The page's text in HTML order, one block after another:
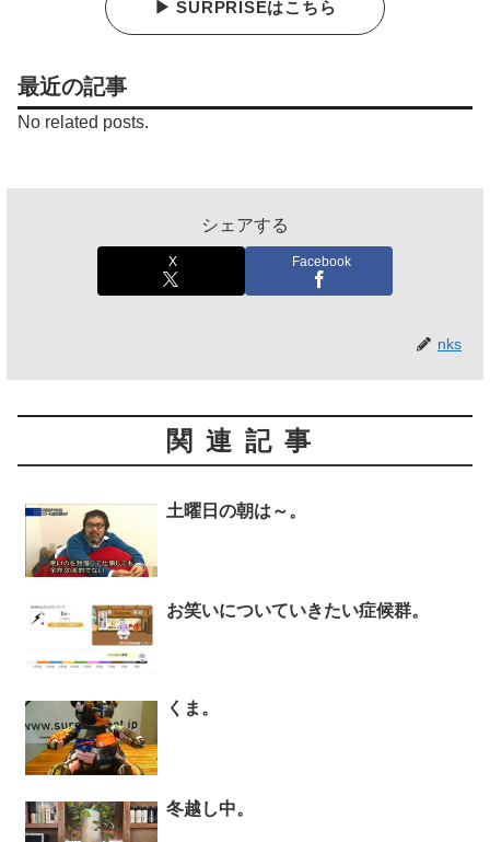
▶ SURPRISEはこちら
最近の記事
No related posts.
シェアする
X Facebook
nks
関連記事
土曜日の朝は～。
お笑いについていきたい症候群。
くま。
冬越し中。